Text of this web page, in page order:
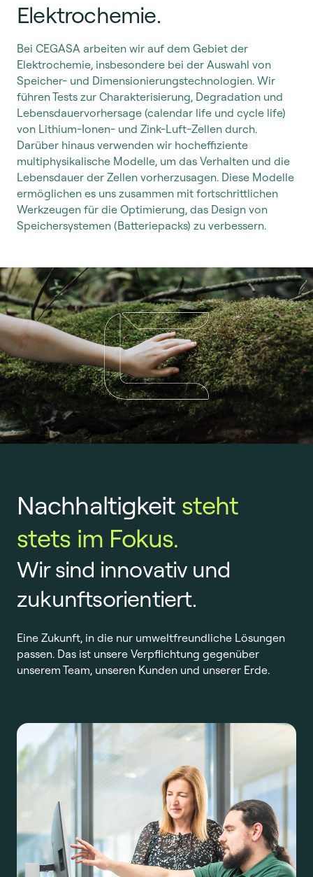
Elektrochemie.
Bei CEGASA arbeiten wir auf dem Gebiet der
Elektrochemie, insbesondere bei der Auswahl von
Speicher- und Dimensionierungstechnologien. Wir
führen Tests zur Charakterisierung, Degradation und
Lebensdauervorhersage (calendar life und cycle life)
von Lithium-Ionen- und Zink-Luft-Zellen durch.
Darüber hinaus verwenden wir hocheffiziente
multiphysikalische Modelle, um das Verhalten und die
Lebensdauer der Zellen vorherzusagen. Diese Modelle
ermöglichen es uns zusammen mit fortschrittlichen
Werkzeugen für die Optimierung, das Design von
Speichersystemen (Batteriepacks) zu verbessern.
Nachhaltigkeit steht
stets im Fokus.
Wir sind innovativ und
zukunftsorientiert.
Eine Zukunft, in die nur umweltfreundliche Lösungen
passen. Das ist unsere Verpflichtung gegenüber
unserem Team, unseren Kunden und unserer Erde.